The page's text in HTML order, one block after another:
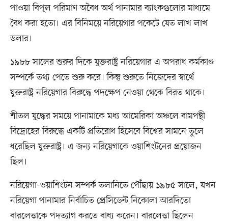
পাওয়া বিপুল পরিমাণ অবৈধ অর্থ পানামার ব্যাংকগুলোর মাধ্যমে
বৈধ করা হতো। এর বিনিময়ে নরিয়েগার পকেটে যেত লাখ লাখ
ডলার।
১৯৮৮ সালের শুরুর দিকে যুক্তরাষ্ট্র নরিয়েগার এ অপরাধ কর্মকাণ্ড
সম্পর্কে তথ্য পেতে শুরু করে। কিন্তু শুরুতে নিজেদের স্বার্থে
যুক্তরাষ্ট্র নরিয়েগার বিরুদ্ধে পদক্ষেপ নেওয়া থেকে বিরত থাকে।
শীতল যুদ্ধের সময়ে পানামাকে মধ্য আমেরিকা অঞ্চলে বামপন্থী
বিদ্রোহের বিরুদ্ধে একটি প্রতিরোধ হিসেবে বিশ্বের সামনে তুলে
ধরেছিল যুক্তরাষ্ট্র। এ জন্য নরিয়েগাকে ওয়াশিংটনের প্রয়োজন
ছিল।
নরিয়েগা-ওয়াশিংটন সম্পর্ক তলানিতে পৌঁছায় ১৯৮৫ সালে, যখন
নরিয়েগা পানামার নির্বাচিত প্রেসিডেন্ট নিকোলা আরদিতো
বারলেত্তাকে পদত্যাগ করতে বাধ্য করেন। বারলেত্তা ছিলেন